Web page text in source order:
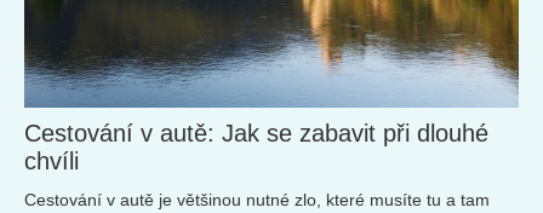
Cestování v autě: Jak se zabavit při dlouhé
chvíli
Cestování v autě je většinou nutné zlo, které musíte tu a tam